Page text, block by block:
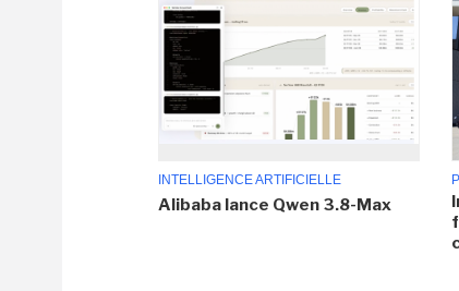
INTELLIGENCE ARTIFICIELLE
Alibaba lance Qwen 3.8-Max